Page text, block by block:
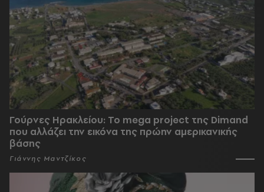
Γούρνες Ηρακλείου: To mega project της Dimand
που αλλάζει την εικόνα της πρώην αμερικανικής
βάσης
Γιάννης Μαντζίκος